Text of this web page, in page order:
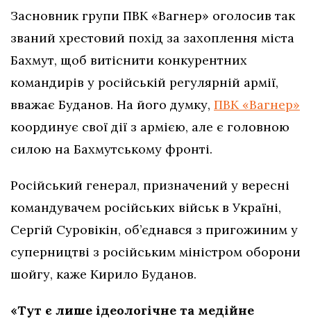
Засновник групи ПВК «Вагнер» оголосив так
званий хрестовий похід за захоплення міста
Бахмут, щоб витіснити конкурентних
командирів у російській регулярній армії,
вважає Буданов. На його думку, ПВК «Вагнер»
координує свої дії з армією, але є головною
силою на Бахмутському фронті.
Російський генерал, призначений у вересні
командувачем російських військ в Україні,
Сергій Суровікін, об’єднався з пригожиним у
суперництві з російським міністром оборони
шойгу, каже Кирило Буданов.
«Тут є лише ідеологічне та медійне